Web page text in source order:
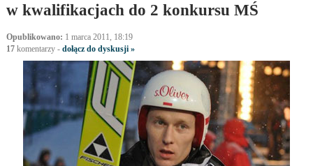
w kwalifikacjach do 2 konkursu MŚ
Opublikowano: 1 marca 2011, 18:19
17komentarzy- dołącz do dyskusji »